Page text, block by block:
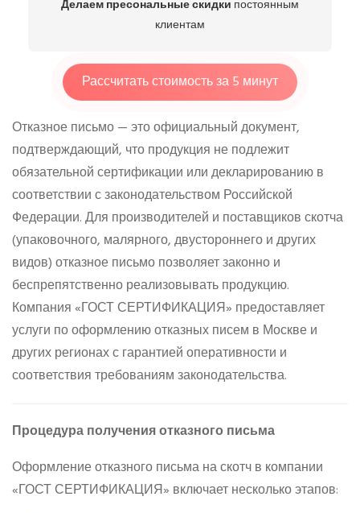
Делаем пресональные скидки постоянным
клиентам
Рассчитать стоимость за 5 минут
Отказное письмо — это официальный документ,
подтверждающий, что продукция не подлежит
обязательной сертификации или декларированию в
соответствии с законодательством Российской
Федерации. Для производителей и поставщиков скотча
(упаковочного, малярного, двустороннего и других
видов) отказное письмо позволяет законно и
беспрепятственно реализовывать продукцию.
Компания «ГОСТ СЕРТИФИКАЦИЯ» предоставляет
услуги по оформлению отказных писем в Москве и
других регионах с гарантией оперативности и
соответствия требованиям законодательства.
Процедура получения отказного письма
Оформление отказного письма на скотч в компании
«ГОСТ СЕРТИФИКАЦИЯ» включает несколько этапов: